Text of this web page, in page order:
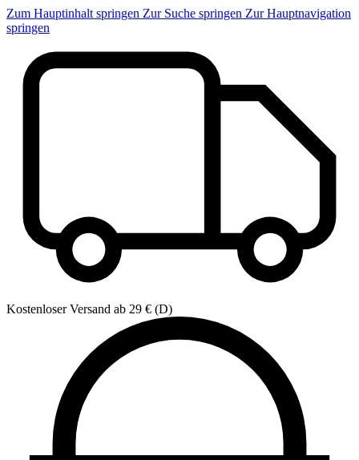
Zum Hauptinhalt springen Zur Suche springen Zur Hauptnavigation
springen
Kostenloser Versand ab 29 € (D)